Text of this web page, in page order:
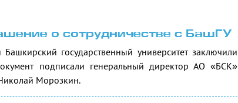
о сотрудничестве с БашГУ
государственный университет заключили
подписали генеральный директор АО «БСК»
Морозкин.